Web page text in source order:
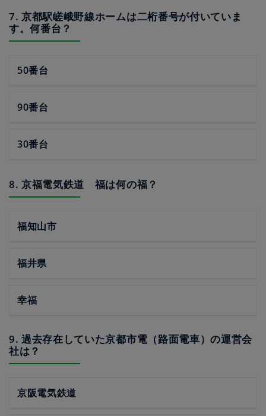
7. 京都駅嵯峨野線ホームは二桁番号が付いていま
す。何番台？
50番台
90番台
30番台
8. 京福電気鉄道 福は何の福？
福知山市
福井県
幸福
9. 過去存在していた京都市電（路面電車）の運営会
社は？
京阪電気鉄道